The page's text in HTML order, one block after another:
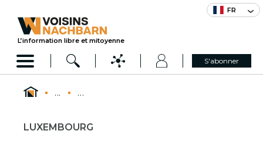
FR
L’information libre et mitoyenne
S'abonner
... ...
LUXEMBOURG